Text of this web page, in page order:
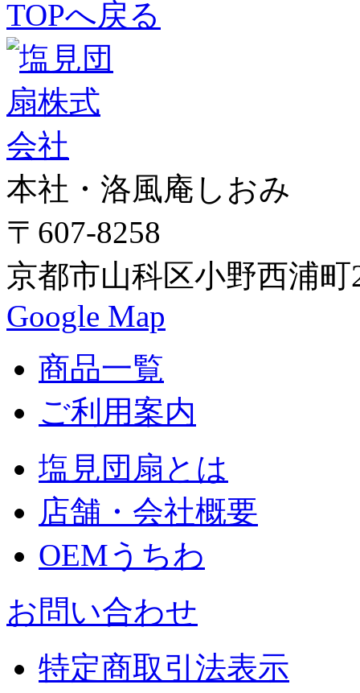
TOPへ戻る
本社・洛風庵しおみ
〒607-8258
京都市山科区小野西浦町
Google Map
商品一覧
ご利用案内
塩見団扇とは
店舗・会社概要
OEMうちわ
お問い合わせ
特定商取引法表示